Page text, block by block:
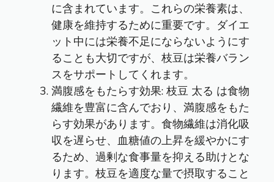
に含まれています。これらの栄養素は、
健康を維持するために重要です。ダイエ
ット中には栄養不足にならないようにす
ることも大切ですが、枝豆は栄養バラン
スをサポートしてくれます。
満腹感をもたらす効果: 枝豆 太る は食物
繊維を豊富に含んでおり、満腹感をもた
らす効果があります。食物繊維は消化吸
収を遅らせ、血糖値の上昇を緩やかにす
るため、過剰な食事量を抑える助けとな
ります。枝豆を適度な量で摂取すること